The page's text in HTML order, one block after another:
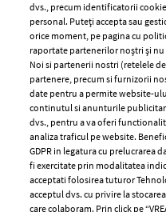
De ce soțul Danei
copiii la Viscri, fără
făcută de vedetă:
cu Radu că…”
DANA ROGOZ 14 august
dvs., precum identificatorii
personal. Puteți accepta sau
orice moment, pe pagina cu
raportate partenerilor noștri și nu
Noi si partenerii nostri (retelele
partenere, precum si furnizorii
date pentru a permite website-
continutul si anunturile
dvs., pentru a va oferi
analiza traficul pe website.
GDPR in legatura cu prelucrarea
fi exercitate prin modalitatea
acceptati folosirea tuturor
acceptul dvs. cu privire la
care colaboram. Prin click pe